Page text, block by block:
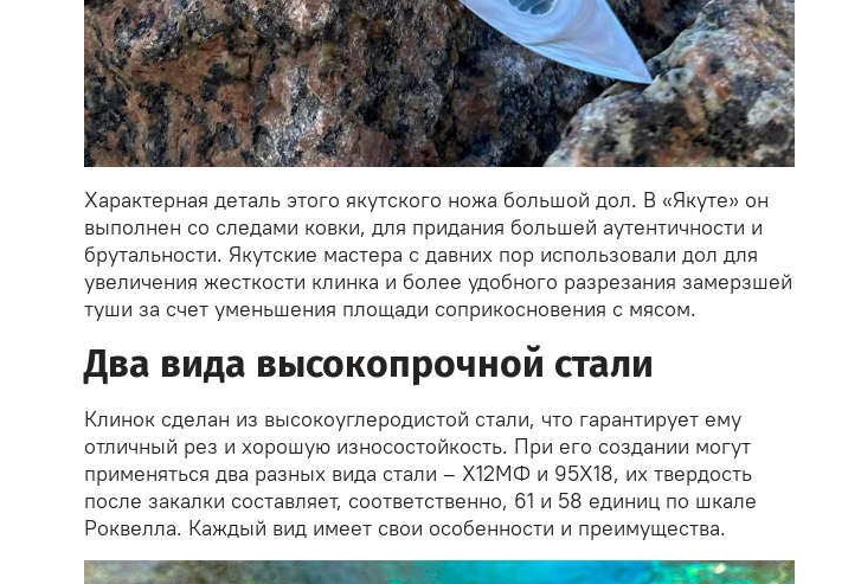
Характерная деталь этого якутского ножа большой дол. В «Якуте» он
выполнен со следами ковки, для придания большей аутентичности и
брутальности. Якутские мастера с давних пор использовали дол для
увеличения жесткости клинка и более удобного разрезания замерзшей
туши за счет уменьшения площади соприкосновения с мясом.
Два вида высокопрочной стали
Клинок сделан из высокоуглеродистой стали, что гарантирует ему
отличный рез и хорошую износостойкость. При его создании могут
применяться два разных вида стали – Х12МФ и 95X18, их твердость
после закалки составляет, соответственно, 61 и 58 единиц по шкале
Роквелла. Каждый вид имеет свои особенности и преимущества.